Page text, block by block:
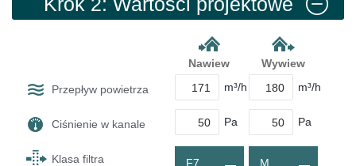
Nawiew Wywiew
Przepływ powietrza m³/h m³/h
Ciśnienie w kanale Pa Pa
Klasa filtra